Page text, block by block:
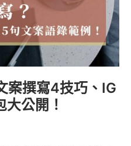
案撰寫4技巧、IG
公開！